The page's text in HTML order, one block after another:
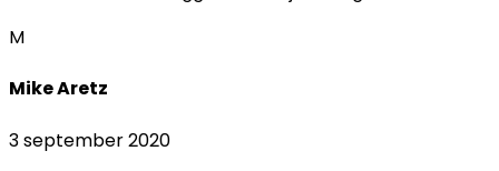
M
Mike Aretz
3 september 2020